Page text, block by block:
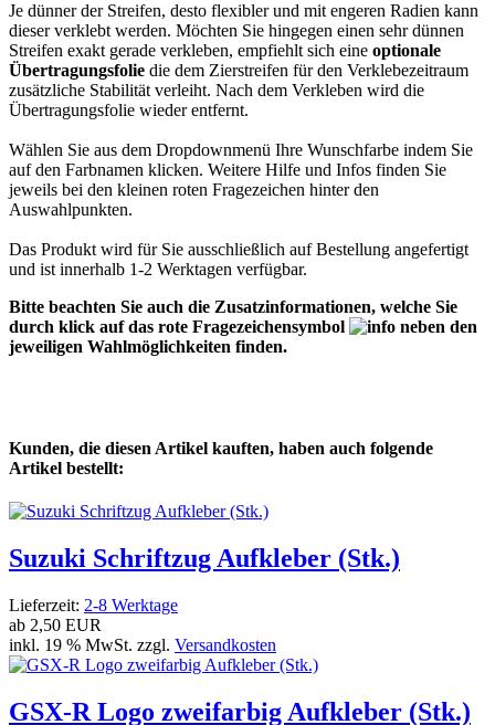
Je dünner der Streifen, desto flexibler und mit engeren Radien kann
dieser verklebt werden. Möchten Sie hingegen einen sehr dünnen
Streifen exakt gerade verkleben, empfiehlt sich eine optionale
Übertragungsfolie die dem Zierstreifen für den Verklebezeitraum
zusätzliche Stabilität verleiht. Nach dem Verkleben wird die
Übertragungsfolie wieder entfernt.
Wählen Sie aus dem Dropdownmenü Ihre Wunschfarbe indem Sie
auf den Farbnamen klicken. Weitere Hilfe und Infos finden Sie
jeweils bei den kleinen roten Fragezeichen hinter den
Auswahlpunkten.
Das Produkt wird für Sie ausschließlich auf Bestellung angefertigt
und ist innerhalb 1-2 Werktagen verfügbar.
Bitte beachten Sie auch die Zusatzinformationen, welche Sie
durch klick auf das rote Fragezeichensymbol
neben den
jeweiligen Wahlmöglichkeiten finden.
Kunden, die diesen Artikel kauften, haben auch folgende
Artikel bestellt:
Suzuki Schriftzug Aufkleber (Stk.)
Lieferzeit: 2-8 Werktage
ab 2,50 EUR
inkl. 19 % MwSt. zzgl. Versandkosten
GSX-R Logo zweifarbig Aufkleber (Stk.)